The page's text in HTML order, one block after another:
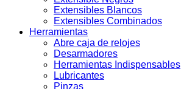
Extensibles Blancos
Extensibles Combinados
Herramientas
Abre caja de relojes
Desarmadores
Herramientas Indispensables
Lubricantes
Pinzas